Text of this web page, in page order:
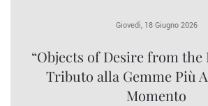
Giovedì, 18 Giugno 2026
“Objects of Desire from the
Tributo alla Gemme Più
Momento